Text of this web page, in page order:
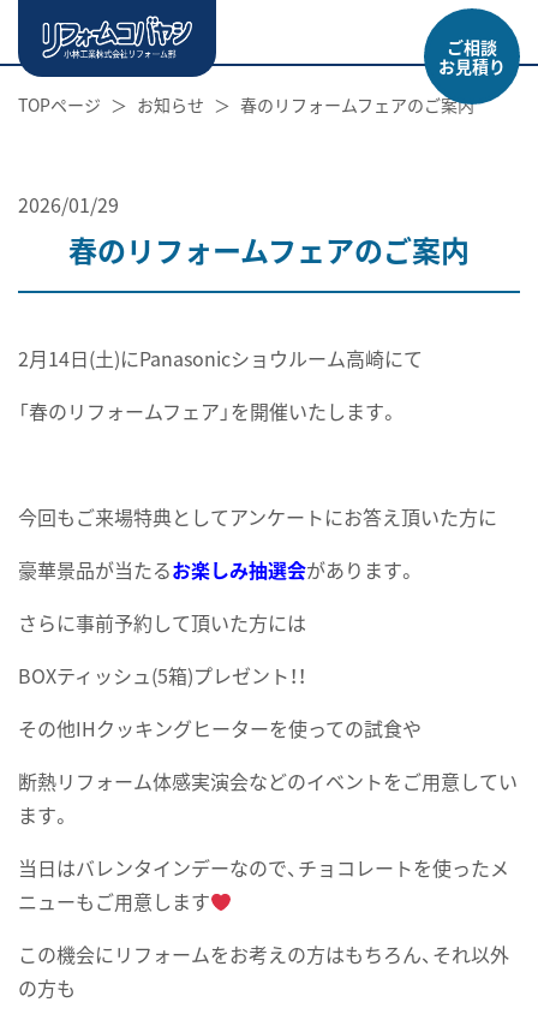
ご相談
お見積り
TOPページ
お知らせ 春のリフォームフェアのご案内
2026/01/29
春のリフォームフェアのご案内
2月14日(土)にPanasonicショウルーム高崎にて
「春のリフォームフェア」を開催いたします。
今回もご来場特典としてアンケートにお答え頂いた方に
豪華景品が当たるお楽しみ抽選会があります。
さらに事前予約して頂いた方には
BOXティッシュ(5箱)プレゼント！！
その他IHクッキングヒーターを使っての試食や
断熱リフォーム体感実演会などのイベントをご用意してい
ます。
当日はバレンタインデーなので、チョコレートを使ったメ
ニューもご用意します
この機会にリフォームをお考えの方はもちろん、それ以外
の方も